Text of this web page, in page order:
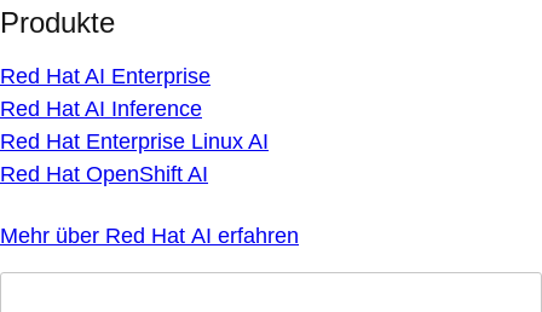
Produkte
Red Hat AI Enterprise
Red Hat AI Inference
Red Hat Enterprise Linux AI
Red Hat OpenShift AI
Mehr über Red Hat AI erfahren